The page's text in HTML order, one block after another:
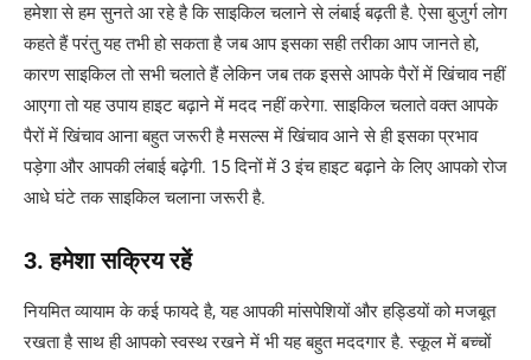
हमेशा से हम सुनते आ रहे है कि साइकिल चलाने से लंबाई बढ़ती है. ऐसा बुजुर्ग लोग
कहते हैं परंतु यह तभी हो सकता है जब आप इसका सही तरीका आप जानते हो,
कारण साइकिल तो सभी चलाते हैं लेकिन जब तक इससे आपके पैरों में खिंचाव नहीं
आएगा तो यह उपाय हाइट बढ़ाने में मदद नहीं करेगा. साइकिल चलाते वक्त आपके
पैरों में खिंचाव आना बहुत जरूरी है मसल्स में खिंचाव आने से ही इसका प्रभाव
पड़ेगा और आपकी लंबाई बढ़ेगी. 15 दिनों में 3 इंच हाइट बढ़ाने के लिए आपको रोज
आधे घंटे तक साइकिल चलाना जरूरी है.
3. हमेशा सक्रिय रहें
नियमित व्यायाम के कई फायदे है, यह आपकी मांसपेशियों और हड्डियों को मजबूत
रखता है साथ ही आपको स्वस्थ रखने में भी यह बहुत मददगार है. स्कूल में बच्चों